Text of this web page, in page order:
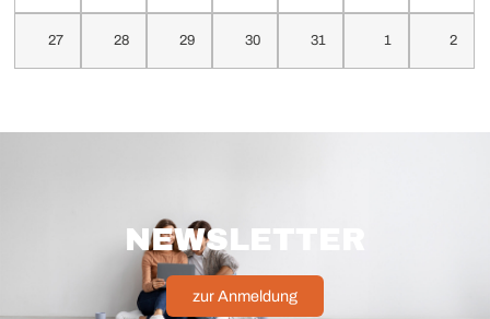
27 28 29 30 31 1 2
NEWSLETTER
zur Anmeldung